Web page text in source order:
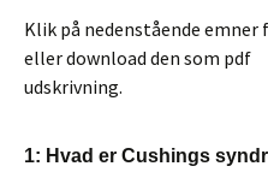
Klik på nedenstående
eller download den som pdf
udskrivning.
1: Hvad er Cushings